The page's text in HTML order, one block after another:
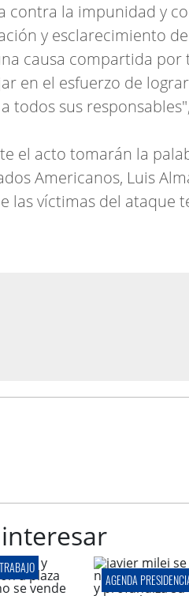
contra la impunidad y
y esclarecimiento
causa compartida
en el esfuerzo de
todos sus
el acto tomarán la
Americanos, Luis
las víctimas del ataque
AGENDA